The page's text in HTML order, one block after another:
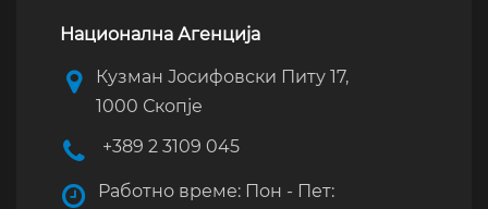
Национална Агенција
Кузман Јосифовски Питу 17,
1000 Скопје
+389 2 3109 045
Работно време: Пон - Пет: